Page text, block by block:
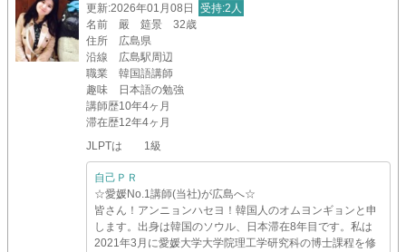
更新:2026年01月08日 受持:2人
名前
嚴 筵景 32歳
住所
広島県
沿線
広島駅周辺
職業
韓国語講師
趣味
日本語の勉強
講師歴10年4ヶ月
滞在歴12年4ヶ月
JLPTは 1級
自己ＰＲ
☆愛媛No.1講師(当社)が広島へ☆
皆さん！アンニョンハセヨ！韓国人のオムヨンギョンと申
します。出身は韓国のソウル、日本滞在8年目です。私は
2021年3月に愛媛大学大学院理工学研究科の博士課程を修